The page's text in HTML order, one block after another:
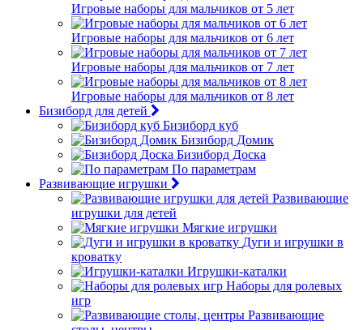
Игровые наборы для мальчиков от 5 лет
Игровые наборы для мальчиков от 6 лет
Игровые наборы для мальчиков от 7 лет
Игровые наборы для мальчиков от 8 лет
Бизиборд для детей
Бизиборд куб
Бизиборд Домик
Бизиборд Доска
По параметрам
Развивающие игрушки
Развивающие
игрушки для детей
Мягкие игрушки
Дуги и игрушки в
кроватку
Игрушки-каталки
Наборы для ролевых
игр
Развивающие